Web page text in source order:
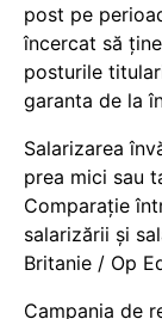
post pe
încercat să
posturile
garanta de la
Salarizarea
prea mici sau
Comparație
salarizării și
Britanie / Op
Campania de